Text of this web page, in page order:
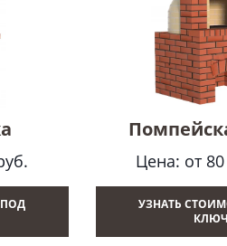
Цена: от
УЗНАТЬ